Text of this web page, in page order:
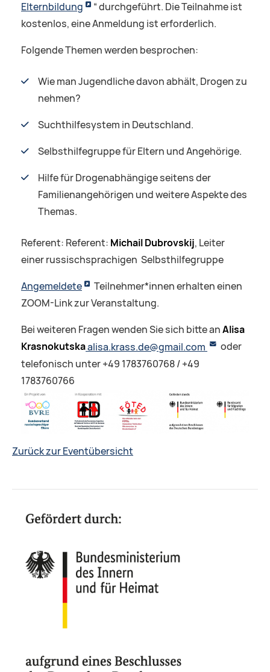
Elternbildung
“ durchgeführt. Die Teilnahme ist
kostenlos, eine Anmeldung ist erforderlich.
Folgende Themen werden besprochen:
Wie man Jugendliche davon abhält, Drogen zu
nehmen?
Suchthilfesystem in Deutschland.
Selbsthilfegruppe für Eltern und Angehörige.
Hilfe für Drogenabhängige seitens der
Familienangehörigen und weitere Aspekte des
Themas.
Referent: Referent: Michail Dubrovskij, Leiter
einer russischsprachigen Selbsthilfegruppe
Angemeldete
Teilnehmer*innen erhalten einen
ZOOM-Link zur Veranstaltung.
Bei weiteren Fragen wenden Sie sich bitte anAlisa
Krasnokutskaalisa.krass.de@gmail.com
oder
telefonisch unter +49 1783760768 / +49
1783760766
Zurück zur Eventübersicht